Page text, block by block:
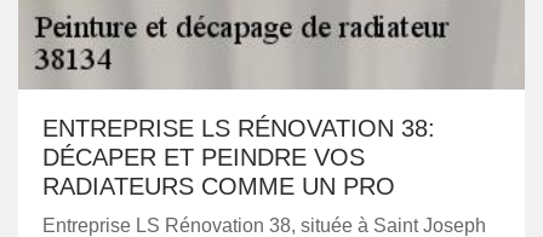
ENTREPRISE LS RÉNOVATION 38:
DÉCAPER ET PEINDRE VOS
RADIATEURS COMME UN PRO
Entreprise LS Rénovation 38, située à Saint Joseph